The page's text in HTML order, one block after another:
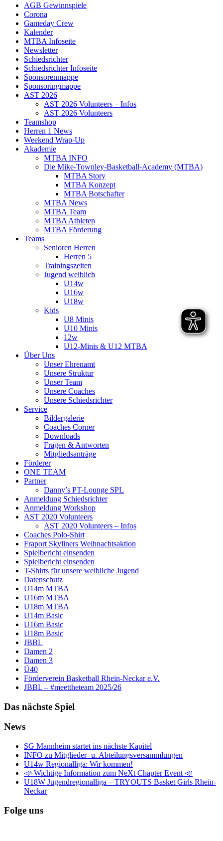
AGB Gewinnspiele
Corona
Gameday Crew
Kalender
MTBA Infoseite
Newsletter
Schiedsrichter
Schiedsrichter Infoseite
Sponsorenmappe
Sponsoringmappe
AST 2026
AST 2026 Volunteers – Infos
AST 2026 Volunteers
Teamshop
Herren 1 News
Weekend Wrap-Up
Akademie
MTBA INFO
Die Mike-Townley-Basketball-Academy (MTBA)
MTBA Story
MTBA Konzept
MTBA Botschafter
MTBA News
MTBA Team
MTBA Athleten
MTBA Förderung
Teams
Senioren Herren
Herren 5
Trainingszeiten
Jugend weiblich
U14w
U16w
U18w
Kids
U8 Minis
U10 Minis
12w
U12-Minis & U12 MTBA
Über Uns
Unser Ehrenamt
Unsere Struktur
Unser Team
Unsere Coaches
Unsere Schiedsrichter
Service
Bildergalerie
Coaches Corner
Downloads
Fragen & Antworten
Mitgliedsanträge
Förderer
ONE TEAM
Partner
Danny’s PT-Lounge SPL
Anmeldung Schiedsrichter
Anmeldung Workshop
AST 2020 Volunteers
AST 2020 Volunteers – Infos
Coaches Polo-Shirt
Fraport Skyliners Weihnachtsaktion
Spielbericht einsenden
Spielbericht einsenden
T-Shirts für unsere weibliche Jugend
Datenschutz
U14m MTBA
U16m MTBA
U18m MTBA
U14m Basic
U16m Basic
U18m Basic
JBBL
Damen 2
Damen 3
Ü40
Förderverein Basketball Rhein-Neckar e.V.
JBBL – #meettheteam 2025/26
Das nächste Spiel
News
SG Mannheim startet ins nächste Kapitel
INFO zu Mitglieder- u. Abteilungsversammlungen
U14w Regionalliga: Wir kommen!
📣 Wichtige Information zum NeXt Chapter Event 📣
U18W Jugendregionalliga – TRYOUTS Basket Girls Rhein-
Neckar
Folge uns